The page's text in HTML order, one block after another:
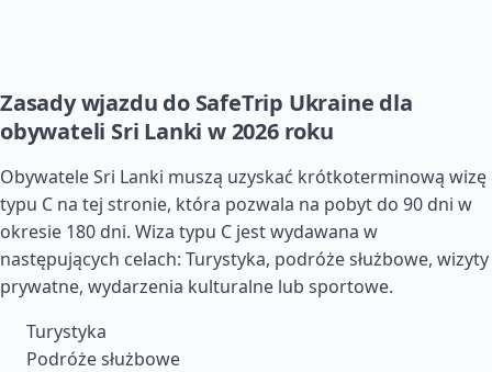
Zasady wjazdu do SafeTrip Ukraine dla
obywateli Sri Lanki w 2026 roku
Obywatele Sri Lanki muszą uzyskać krótkoterminową wizę
typu C na tej stronie, która pozwala na pobyt do 90 dni w
okresie 180 dni. Wiza typu C jest wydawana w
następujących celach: Turystyka, podróże służbowe, wizyty
prywatne, wydarzenia kulturalne lub sportowe.
Turystyka
Podróże służbowe